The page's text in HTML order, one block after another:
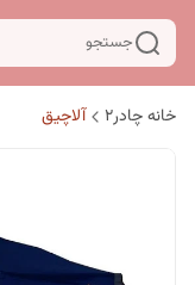
جستجو
خانه چادر۲ آلاچیق